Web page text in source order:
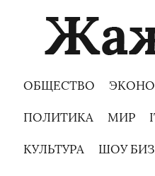
ОБЩЕСТВО
ПОЛИТИКА МИР
КУЛЬТУРА ШОУ